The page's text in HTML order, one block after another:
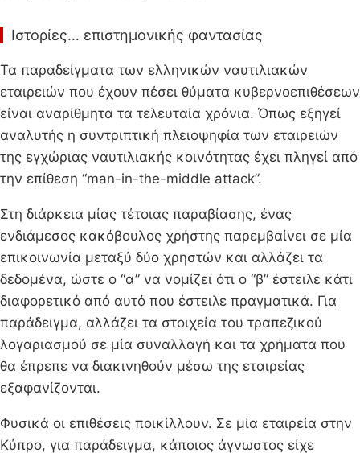
Ιστορίες… επιστημονικής φαντασίας
Τα παραδείγματα των ελληνικών ναυτιλιακών
εταιρειών που έχουν πέσει θύματα κυβερνοεπιθέσεων
είναι αναρίθμητα τα τελευταία χρόνια. Όπως εξηγεί
αναλυτής η συντριπτική πλειοψηφία των εταιρειών
της εγχώριας ναυτιλιακής κοινότητας έχει πληγεί από
την επίθεση “man-in-the-middle attack”.
Στη διάρκεια μίας τέτοιας παραβίασης, ένας
ενδιάμεσος κακόβουλος χρήστης παρεμβαίνει σε μία
επικοινωνία μεταξύ δύο χρηστών και αλλάζει τα
δεδομένα, ώστε ο “α” να νομίζει ότι ο “β” έστειλε κάτι
διαφορετικό από αυτό που έστειλε πραγματικά. Για
παράδειγμα, αλλάζει τα στοιχεία του τραπεζικού
λογαριασμού σε μία συναλλαγή και τα χρήματα που
θα έπρεπε να διακινηθούν μέσω της εταιρείας
εξαφανίζονται.
Φυσικά οι επιθέσεις ποικίλλουν. Σε μία εταιρεία στην
Κύπρο, για παράδειγμα, κάποιος άγνωστος είχε